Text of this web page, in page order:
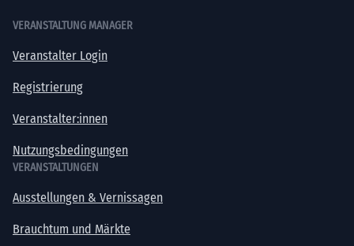
VERANSTALTUNG MANAGER
Veranstalter Login
Registrierung
Veranstalter:innen
Nutzungsbedingungen
VERANSTALTUNGEN
Ausstellungen & Vernissagen
Brauchtum und Märkte